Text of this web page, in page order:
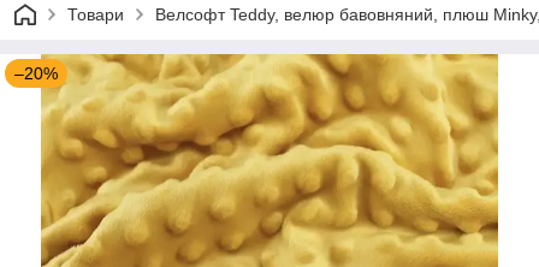
Товари Велсофт Teddy, велюр бавовняний, плюш
–20%